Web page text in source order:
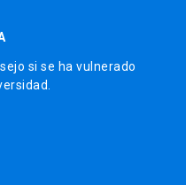
si se ha vulnerado